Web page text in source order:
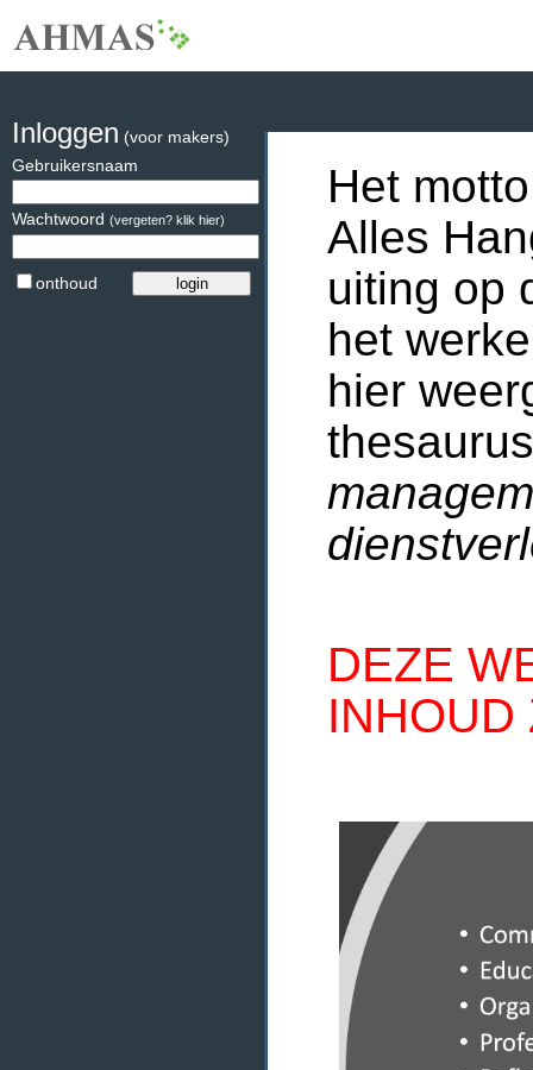
Het
Alles
uiting op
het
hier
DEZE
INHOUD
Inloggen (voor makers)
Gebruikersnaam
Wachtwoord (vergeten? klik hier)
onthoud